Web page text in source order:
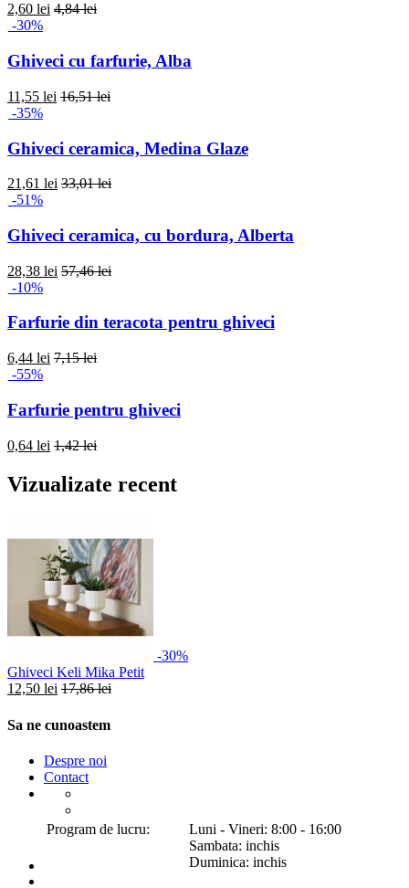
2,60 lei 4,84 lei
-30%
Ghiveci cu farfurie, Alba
11,55 lei 16,51 lei
-35%
Ghiveci ceramica, Medina Glaze
21,61 lei 33,01 lei
-51%
Ghiveci ceramica, cu bordura, Alberta
28,38 lei 57,46 lei
-10%
Farfurie din teracota pentru ghiveci
6,44 lei 7,15 lei
-55%
Farfurie pentru ghiveci
0,64 lei 1,42 lei
Vizualizate recent
-30%
Ghiveci Keli Mika Petit
12,50 lei 17,86 lei
Sa ne cunoastem
Despre noi
Contact
Program de lucru:
Luni - Vineri: 8:00 - 16:00
Sambata: inchis
Duminica: inchis